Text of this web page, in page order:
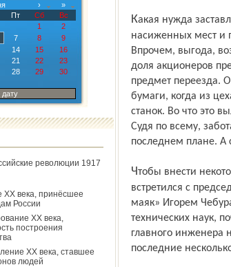
›
»
Пт Сб
Вс
1
2
7 8
9
14 15
16
21 22
23
28 29
30
дату
революции 1917
ХХ века, принёсшее
России
ХХ века,
построения
ХХ века, ставшее
людей
Какая нужда заставляет сегодня руководство завода «Красный маяк» сняться с
насиженных мест и
Впрочем, выгода,
доля акционеров
предмет переезда.
бумаги, когда из
станок. Во что это
Судя по всему,
последнем плане. А
Чтобы внести некоторую ясность в вопрос передислокации «Красного маяка», я
встретился с
маяк» Игорем
технических наук,
главного инженера
последние